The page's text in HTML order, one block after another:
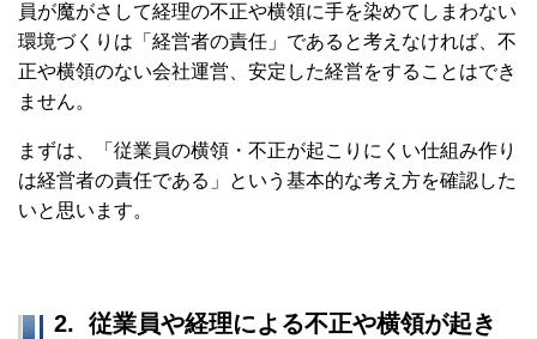
員が魔がさして経理の不正や横領に手を染めてしまわない
環境づくりは「経営者の責任」であると考えなければ、不
正や横領のない会社運営、安定した経営をすることはでき
ません。
まずは、「従業員の横領・不正が起こりにくい仕組み作り
は経営者の責任である」という基本的な考え方を確認した
いと思います。
2. 従業員や経理による不正や横領が起き